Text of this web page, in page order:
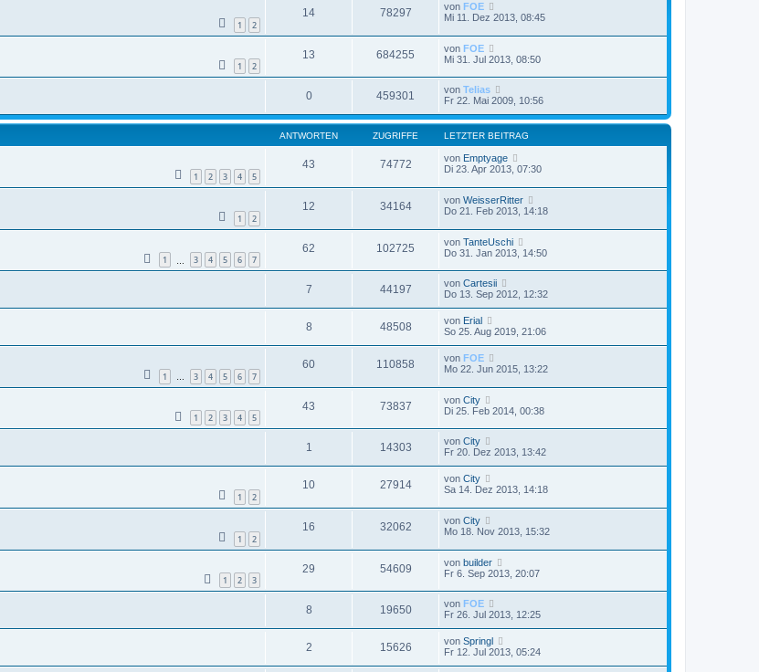
1 2
14 78297 von FOE
Mi 11. Dez 2013, 08:45
1 2
13 684255 von FOE
Mi 31. Jul 2013, 08:50
0 459301 von Telias
Fr 22. Mai 2009, 10:56
ANTWORTEN ZUGRIFFE LETZTER BEITRAG
1 2 3 4 5
43 74772 von Emptyage
Di 23. Apr 2013, 07:30
1 2
12 34164 von WeisserRitter
Do 21. Feb 2013, 14:18
1 3 4 5 6 7
62 102725 von TanteUschi
Do 31. Jan 2013, 14:50
7 44197 von Cartesii
Do 13. Sep 2012, 12:32
8 48508 von Erial
So 25. Aug 2019, 21:06
1 … 3 4 5 6 7
60 110858 von FOE
Mo 22. Jun 2015, 13:22
1 2 3 4 5
43 73837 von City
Di 25. Feb 2014, 00:38
1 14303 von City
Fr 20. Dez 2013, 13:42
1 2
10 27914 von City
Sa 14. Dez 2013, 14:18
1 2
16 32062 von City
Mo 18. Nov 2013, 15:32
1 2 3
29 54609 von builder
Fr 6. Sep 2013, 20:07
8 19650 von FOE
Fr 26. Jul 2013, 12:25
2 15626 von Springl
Fr 12. Jul 2013, 05:24